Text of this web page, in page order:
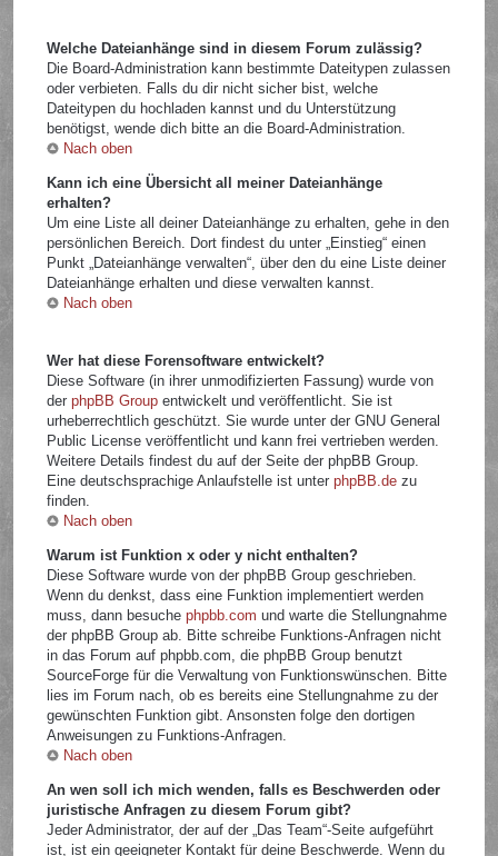
Welche Dateianhänge sind in diesem Forum zulässig?
Die Board-Administration kann bestimmte Dateitypen zulassen
oder verbieten. Falls du dir nicht sicher bist, welche
Dateitypen du hochladen kannst und du Unterstützung
benötigst, wende dich bitte an die Board-Administration.
Nach oben
Kann ich eine Übersicht all meiner Dateianhänge
erhalten?
Um eine Liste all deiner Dateianhänge zu erhalten, gehe in den
persönlichen Bereich. Dort findest du unter „Einstieg“ einen
Punkt „Dateianhänge verwalten“, über den du eine Liste deiner
Dateianhänge erhalten und diese verwalten kannst.
Nach oben
Wer hat diese Forensoftware entwickelt?
Diese Software (in ihrer unmodifizierten Fassung) wurde von
derphpBB Group entwickelt und veröffentlicht. Sie ist
urheberrechtlich geschützt. Sie wurde unter der GNU General
Public License veröffentlicht und kann frei vertrieben werden.
Weitere Details findest du auf der Seite der phpBB Group.
Eine deutschsprachige Anlaufstelle ist unterphpBB.de zu
finden.
Nach oben
Warum ist Funktion x oder y nicht enthalten?
Diese Software wurde von der phpBB Group geschrieben.
Wenn du denkst, dass eine Funktion implementiert werden
muss, dann besuchephpbb.com und warte die Stellungnahme
der phpBB Group ab. Bitte schreibe Funktions-Anfragen nicht
in das Forum auf phpbb.com, die phpBB Group benutzt
SourceForge für die Verwaltung von Funktionswünschen. Bitte
lies im Forum nach, ob es bereits eine Stellungnahme zu der
gewünschten Funktion gibt. Ansonsten folge den dortigen
Anweisungen zu Funktions-Anfragen.
Nach oben
An wen soll ich mich wenden, falls es Beschwerden oder
juristische Anfragen zu diesem Forum gibt?
Jeder Administrator, der auf der „Das Team“-Seite aufgeführt
ist, ist ein geeigneter Kontakt für deine Beschwerde. Wenn du